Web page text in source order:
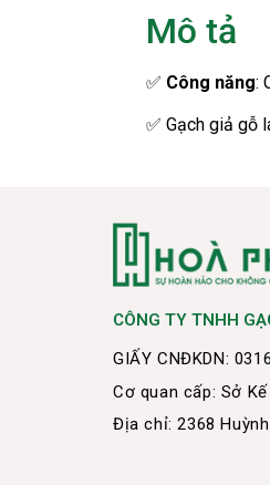
Mô tả
✅ Công năng:
✅ Gạch giả gỗ
CÔNG TY TNHH
GIẤY CNĐKDN:
Cơ quan cấp: Sở
Địa chỉ: 2368